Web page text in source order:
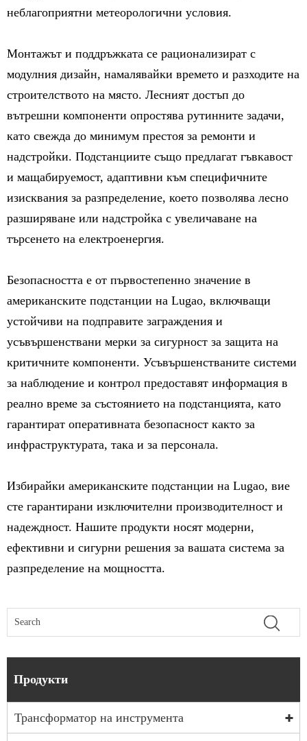
неблагоприятни метеорологични условия.
Монтажът и поддръжката се рационализират с
модулния дизайн, намалявайки времето и разходите на
строителството на място. Лесният достъп до
вътрешни компоненти опростява рутинните задачи,
като свежда до минимум престоя за ремонти и
надстройки. Подстанциите също предлагат гъвкавост
и мащабируемост, адаптивни към специфичните
изисквания за разпределение, което позволява лесно
разширяване или надстройка с увеличаване на
търсенето на електроенергия.
Безопасността е от първостепенно значение в
американските подстанции на Lugao, включващи
устойчиви на подправите заграждения и
усъвършенствани мерки за сигурност за защита на
критичните компоненти. Усъвършенстваните системи
за наблюдение и контрол предоставят информация в
реално време за състоянието на подстанцията, като
гарантират оперативната безопасност както за
инфраструктурата, така и за персонала.
Избирайки американските подстанции на Lugao, вие
сте гарантирани изключителни производителност и
надеждност. Нашите продукти носят модерни,
ефективни и сигурни решения за вашата система за
разпределение на мощността.
Продукти
Трансформатор на инструмента